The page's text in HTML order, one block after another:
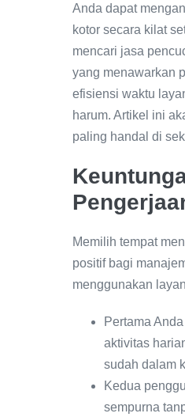
Anda dapat
kotor secara kilat
mencari jasa
yang menawarkan
efisiensi waktu
harum. Artikel ini
paling handal di
Memilih tempat
positif bagi
menggunakan
Pertama
aktivitas
sudah dalam
Kedua
sempurna